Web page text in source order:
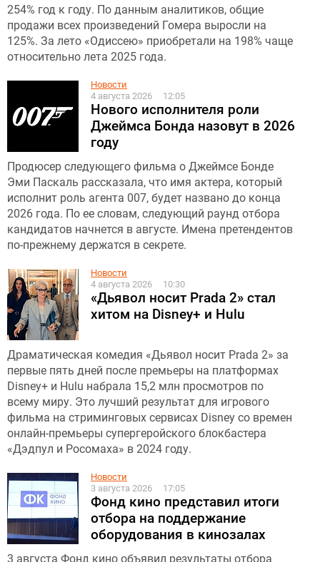
254% год к году. По данным аналитиков, общие
продажи всех произведений Гомера выросли на
125%. За лето «Одиссею» приобретали на 198% чаще
относительно лета 2025 года.
Новости
4 августа 2026
12:05
Нового исполнителя роли
Джеймса Бонда назовут в 2026
году
Продюсер следующего фильма о Джеймсе Бонде
Эми Паскаль рассказала, что имя актера, который
исполнит роль агента 007, будет названо до конца
2026 года. По ее словам, следующий раунд отбора
кандидатов начнется в августе. Имена претендентов
по-прежнему держатся в секрете.
Новости
4 августа 2026
10:30
«Дьявол носит Prada 2» стал
хитом на Disney+ и Hulu
Драматическая комедия «Дьявол носит Prada 2» за
первые пять дней после премьеры на платформах
Disney+ и Hulu набрала 15,2 млн просмотров по
всему миру. Это лучший результат для игрового
фильма на стриминговых сервисах Disney со времен
онлайн-премьеры супергеройского блокбастера
«Дэдпул и Росомаха» в 2024 году.
Новости
3 августа 2026
17:05
Фонд кино представил итоги
отбора на поддержание
оборудования в кинозалах
3 августа Фонд кино объявил результаты отбора